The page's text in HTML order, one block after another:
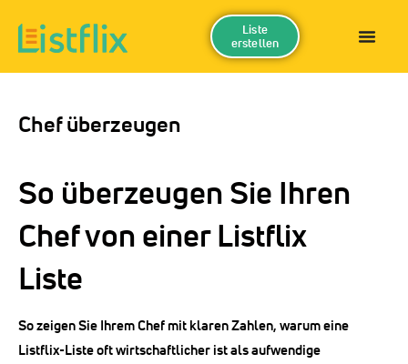
Liste
erstellen
Chef überzeugen
So überzeugen Sie Ihren
Chef von einer Listflix
Liste
So zeigen Sie Ihrem Chef mit klaren Zahlen, warum eine
Listflix-Liste oft wirtschaftlicher ist als aufwendige